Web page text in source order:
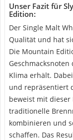
Unser Fazit für
Edition:
Der Single Malt
Qualität und hat
Die Mountain
Klima erhält.
und repräsentiert
beweist mit dieser
traditionelle
kombinieren und
schaffen. Das